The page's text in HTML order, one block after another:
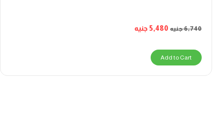
6,740جنيه 5,480جنيه
Add to Cart